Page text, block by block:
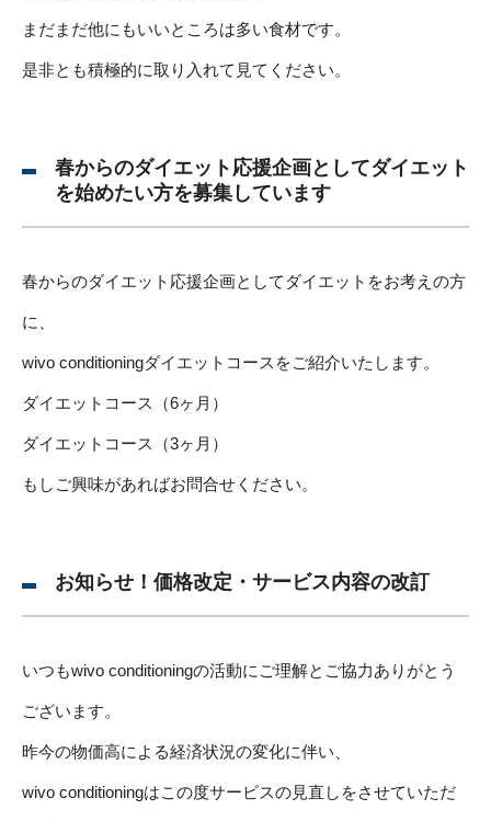
まだまだ他にもいいところは多い食材です。
是非とも積極的に取り入れて見てください。
春からのダイエット応援企画としてダイエット
を始めたい方を募集しています
春からのダイエット応援企画としてダイエットをお考えの方
に、
wivo conditioningダイエットコースをご紹介いたします。
ダイエットコース（6ヶ月）
ダイエットコース（3ヶ月）
もしご興味があればお問合せください。
お知らせ！価格改定・サービス内容の改訂
いつもwivo conditioningの活動にご理解とご協力ありがとう
ございます。
昨今の物価高による経済状況の変化に伴い、
wivo conditioningはこの度サービスの見直しをさせていただ